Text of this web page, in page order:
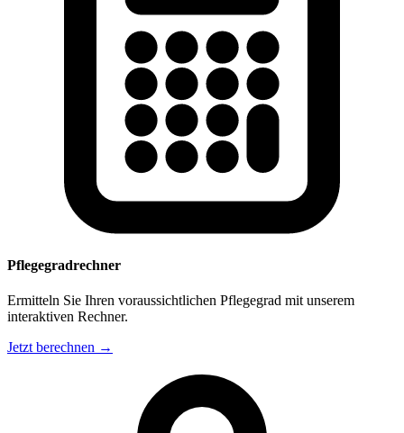
Pflegegradrechner
Ermitteln Sie Ihren voraussichtlichen Pflegegrad mit unserem
interaktiven Rechner.
Jetzt berechnen →